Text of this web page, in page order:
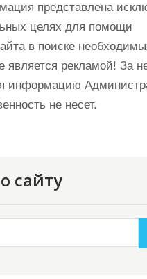
представлена
целях для помощи
в поиске
является рекламой! За
информацию
не несет.
сайту